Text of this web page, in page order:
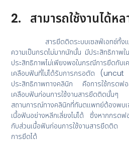
2. สามารถใช้งานได้ห
สารยึดติดระบบเซลฟ์เอทช์ทั้งแบบ
ความเป็นกรดไม่มากนักนั้น มีประสิทธิภาพ
ประสิทธิภาพไม่เพียงพอในกรณีการยึดกับ
เคลือบฟันที่ไม่ได้รับการกรอตัด
ประสิทธิภาพทางคลินิก คือการใช้กรดฟ
เคลือบฟันก่อนการใช้งานสารยึดติด
สถานการณ์ทางคลินิกที่ทันตแพทย์ต้องพ
เนื้อฟันอย่างหลีกเลี่ยงไม่ได้ ซึ่งหากกรด
กับส่วนเนื้อฟันก่อนการใช้งานสารยึดติด
การยึดได้